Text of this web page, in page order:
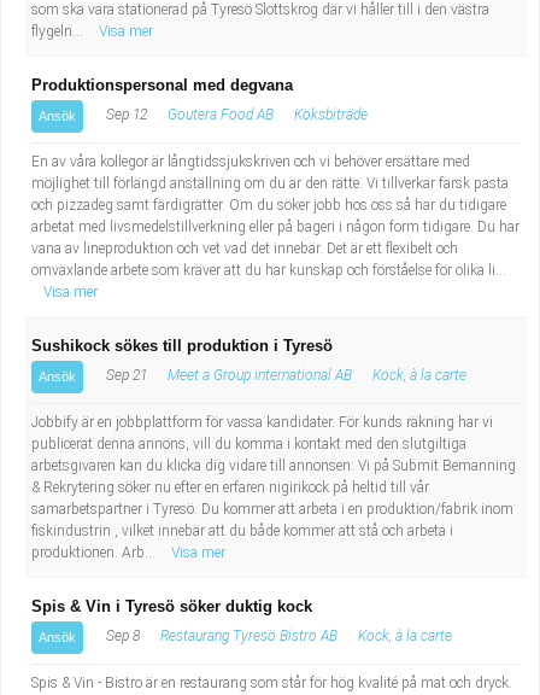
som ska vara stationerad på Tyresö Slottskrog där vi håller till i den västra
flygeln...
Visa mer
Produktionspersonal med degvana
Ansök Sep 12 Goutera Food AB Köksbiträde
En av våra kollegor är långtidssjukskriven och vi behöver ersättare med
möjlighet till förlängd anställning om du är den rätte. Vi tillverkar färsk pasta
och pizzadeg samt färdigrätter. Om du söker jobb hos oss så har du tidigare
arbetat med livsmedelstillverkning eller på bageri i någon form tidigare. Du har
vana av lineproduktion och vet vad det innebär. Det är ett flexibelt och
omväxlande arbete som kräver att du har kunskap och förståelse för olika li...
Visa mer
Sushikock sökes till produktion i Tyresö
Ansök Sep 21 Meet a Group international AB Kock, à la carte
Jobbify är en jobbplattform för vassa kandidater. För kunds räkning har vi
publicerat denna annons, vill du komma i kontakt med den slutgiltiga
arbetsgivaren kan du klicka dig vidare till annonsen: Vi på Submit Bemanning
& Rekrytering söker nu efter en erfaren nigirikock på heltid till vår
samarbetspartner i Tyresö. Du kommer att arbeta i en produktion/fabrik inom
fiskindustrin , vilket innebär att du både kommer att stå och arbeta i
produktionen. Arb...
Visa mer
Spis & Vin i Tyresö söker duktig kock
Ansök Sep 8 Restaurang Tyresö Bistro AB Kock, à la carte
Spis & Vin - Bistro är en restaurang som står för hög kvalité på mat och dryck.